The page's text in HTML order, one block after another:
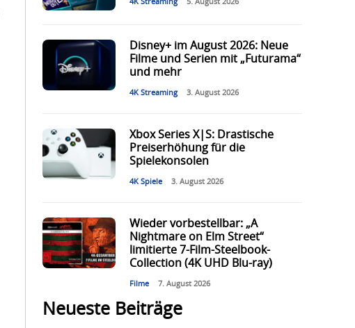
4K Streaming 5. August 2026
Disney+ im August 2026: Neue
Filme und Serien mit „Futurama“
und mehr
4K Streaming 3. August 2026
Xbox Series X|S: Drastische
Preiserhöhung für die
Spielekonsolen
4K Spiele 3. August 2026
Wieder vorbestellbar: „A
Nightmare on Elm Street“
limitierte 7-Film-Steelbook-
Collection (4K UHD Blu-ray)
Filme 7. August 2026
Neueste Beiträge